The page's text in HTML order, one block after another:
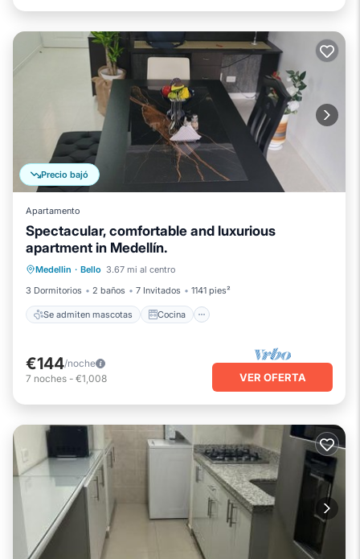
Precio bajó
Apartamento
Spectacular, comfortable and luxurious
apartment in Medellín.
Medellin · Bello 3.67 mi al centro
3 Dormitorios
2 baños 7 Invitados 1141 pies²
Se admiten mascotas Cocina
Se admiten mascotas
Aparcamiento
Internet
€144/noche
7 noches - €1,008 VER OFERTA